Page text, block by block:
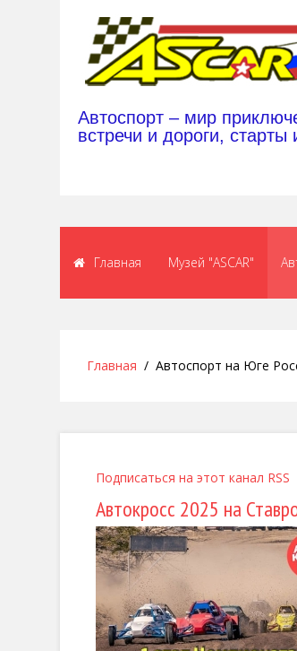
Автоспорт – мир
встречи и дороги, старты
Главная Музей "ASCAR"
Главная Автоспорт на Юге
Подписаться на этот канал RSS
Автокросс 2025 на